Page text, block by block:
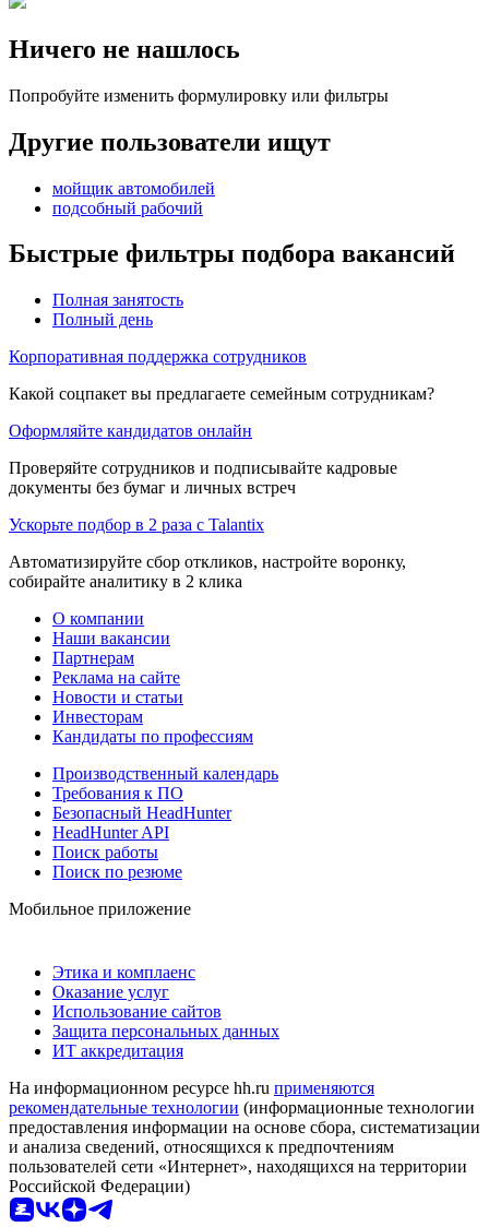
Ничего не нашлось
Попробуйте изменить формулировку или фильтры
Другие пользователи ищут
мойщик автомобилей
подсобный рабочий
Быстрые фильтры подбора вакансий
Полная занятость
Полный день
Корпоративная поддержка сотрудников
Какой соцпакет вы предлагаете семейным сотрудникам?
Оформляйте кандидатов онлайн
Проверяйте сотрудников и подписывайте кадровые
документы без бумаг и личных встреч
Ускорьте подбор в 2 раза с Talantix
Автоматизируйте сбор откликов, настройте воронку,
собирайте аналитику в 2 клика
О компании
Наши вакансии
Партнерам
Реклама на сайте
Новости и статьи
Инвесторам
Кандидаты по профессиям
Производственный календарь
Требования к ПО
Безопасный HeadHunter
HeadHunter API
Поиск работы
Поиск по резюме
Мобильное приложение
Этика и комплаенс
Оказание услуг
Использование сайтов
Защита персональных данных
ИТ аккредитация
На информационном ресурсе hh.ru применяются
рекомендательные технологии (информационные технологии
предоставления информации на основе сбора, систематизации
и анализа сведений, относящихся к предпочтениям
пользователей сети «Интернет», находящихся на территории
Российской Федерации)